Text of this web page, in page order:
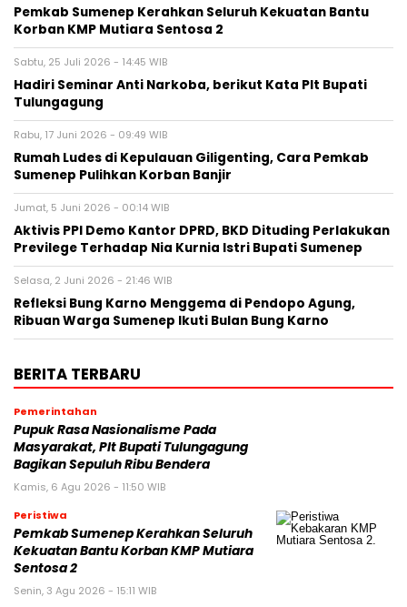
Pemkab Sumenep Kerahkan Seluruh Kekuatan Bantu
Korban KMP Mutiara Sentosa 2
Sabtu, 25 Juli 2026 - 14:45 WIB
Hadiri Seminar Anti Narkoba, berikut Kata Plt Bupati
Tulungagung
Rabu, 17 Juni 2026 - 09:49 WIB
Rumah Ludes di Kepulauan Giligenting, Cara Pemkab
Sumenep Pulihkan Korban Banjir
Jumat, 5 Juni 2026 - 00:14 WIB
Aktivis PPI Demo Kantor DPRD, BKD Dituding Perlakukan
Previlege Terhadap Nia Kurnia Istri Bupati Sumenep
Selasa, 2 Juni 2026 - 21:46 WIB
Refleksi Bung Karno Menggema di Pendopo Agung,
Ribuan Warga Sumenep Ikuti Bulan Bung Karno
BERITA TERBARU
Pemerintahan
Pupuk Rasa Nasionalisme Pada
Masyarakat, Plt Bupati Tulungagung
Bagikan Sepuluh Ribu Bendera
Kamis, 6 Agu 2026 - 11:50 WIB
Peristiwa
Pemkab Sumenep Kerahkan Seluruh
Kekuatan Bantu Korban KMP Mutiara
Sentosa 2
Senin, 3 Agu 2026 - 15:11 WIB